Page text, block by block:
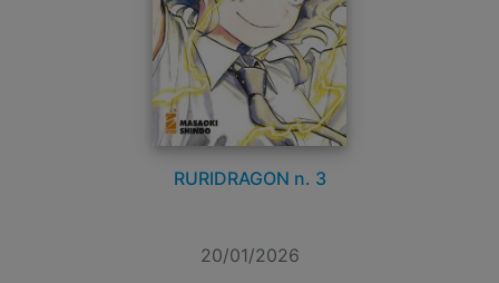
RURIDRAGON n. 3
20/01/2026